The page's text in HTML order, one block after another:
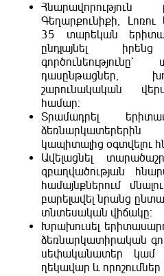
Գեղարքունիքի,
35 տարեկան
ընդլայնել
դասընթացներ,
շարունակական
համար:
Տրամադրել
կապիտալից օգտվելու
Ավելացնել
զբաղվածության
համայնքներում
բարելավել նրանց
տնտեսական վիճակը:
Խրախուսել
ձեռնարկատիրական
սեփականատեր կամ
ղեկավար և